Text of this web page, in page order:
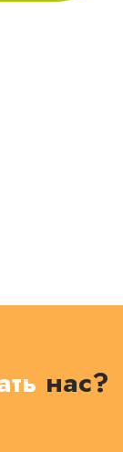
нас?